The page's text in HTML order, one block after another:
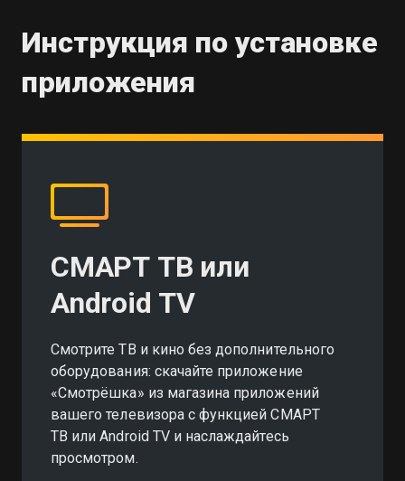
Инструкция по установке
приложения
СМАРТ ТВ или
Android TV
Смотрите ТВ и кино без дополнительного
оборудования: скачайте приложение
«Смотрёшка» из магазина приложений
вашего телевизора с функцией СМАРТ
ТВ или Android TV и наслаждайтесь
просмотром.